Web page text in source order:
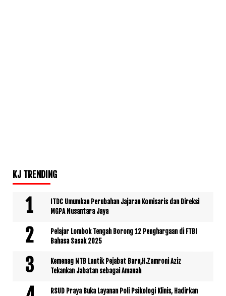
KJ TRENDING
ITDC Umumkan Perubahan Jajaran Komisaris dan Direksi
MGPA Nusantara Jaya
Pelajar Lombok Tengah Borong 12 Penghargaan di FTBI
Bahasa Sasak 2025
Kemenag NTB Lantik Pejabat Baru,H.Zamroni Aziz
Tekankan Jabatan sebagai Amanah
RSUD Praya Buka Layanan Poli Psikologi Klinis, Hadirkan